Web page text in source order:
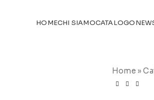
HOMECHI SIAMOCATALOGO
Home »